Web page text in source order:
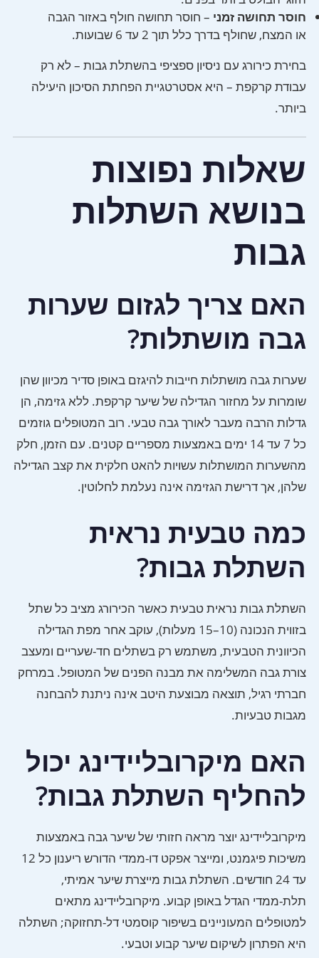
חוסר תחושה זמני – חוסר תחושה חולף באזור הגבה
או המצח, שחולף בדרך כלל תוך 2 עד 6 שבועות.
בחירת כירורג עם ניסיון ספציפי בהשתלת גבות – לא רק
עבודת קרקפת – היא אסטרטגיית הפחתת הסיכון היעילה
ביותר.
שאלות נפוצות
בנושא השתלות
גבות
האם צריך לגזום שערות
גבה מושתלות?
שערות גבה מושתלות חייבות להיגזם באופן סדיר מכיוון שהן
שומרות על מחזור הגדילה של שיער קרקפת. ללא גזימה, הן
גדלות הרבה מעבר לאורך גבה טבעי. רוב המטופלים גוזמים
כל 7 עד 14 ימים באמצעות מספריים קטנים. עם הזמן, חלק
מהשערות המושתלות עשויות להאט חלקית את קצב הגדילה
שלהן, אך דרישת הגזימה אינה נעלמת לחלוטין.
כמה טבעית נראית
השתלת גבות?
השתלת גבות נראית טבעית כאשר הכירורג מציב כל שתל
בזווית הנכונה (10–15 מעלות), עוקב אחר מפת הגדילה
הכיוונית הטבעית, משתמש רק בשתלים חד-שעריים ומעצב
צורת גבה המשלימה את מבנה הפנים של המטופל. במרחק
חברתי רגיל, תוצאה מבוצעת היטב אינה ניתנת להבחנה
מגבות טבעיות.
האם מיקרובליידינג יכול
להחליף השתלת גבות?
מיקרובליידינג יוצר מראה חזותי של שיער גבה באמצעות
משיכות פיגמנט, ומייצר אפקט דו-ממדי הדורש ריענון כל 12
עד 24 חודשים. השתלת גבות מייצרת שיער אמיתי,
תלת-ממדי הגדל באופן קבוע. מיקרובליידינג מתאים
למטופלים המעוניינים בשיפור קוסמטי דל-תחזוקה; השתלה
היא הפתרון לשיקום שיער קבוע וטבעי.